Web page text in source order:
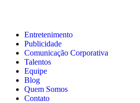
Entretenimento
Publicidade
Comunicação Corporativa
Talentos
Equipe
Blog
Quem Somos
Contato